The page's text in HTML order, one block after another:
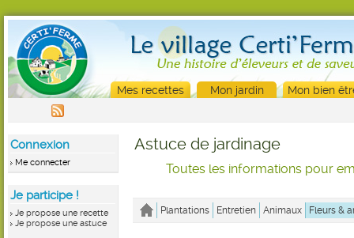
Mes recettes Mon jardin Mon bien
Connexion
Me connecter
Je participe !
Je propose une recette
Je propose une astuce
Astuce de jardinage
Toutes les informations pour
Plantations Entretien Animaux Fleurs &